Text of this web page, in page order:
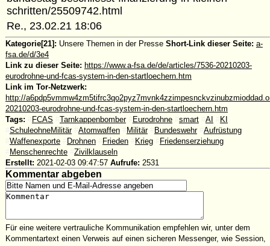
schritten/25509742.html
Re., 23.02.21 18:06
Kategorie[21]: Unsere Themen in der Presse Short-Link dieser Seite: a-
fsa.de/d/3e4
Link zu dieser Seite: https://www.a-fsa.de/de/articles/7536-20210203-
eurodrohne-und-fcas-system-in-den-startloechern.htm
Link im Tor-Netzwerk:
http://
20210203-eurodrohne-und-fcas-system-in-den-startloechern.htm
Tags:
FCAS Tarnkappenbomber Eurodrohne smart AI
KI
SchuleohneMilitär Atomwaffen Militär Bundeswehr
Aufrüstung
Waffenexporte Drohnen Frieden Krieg
Friedenserziehung
Menschenrechte
Zivilklauseln
Erstellt: 2021-02-03 09:47:57 Aufrufe: 2531
Kommentar abgeben
Für eine weitere vertrauliche Kommunikation empfehlen wir, unter dem
Kommentartext einen Verweis auf einen sicheren Messenger, wie Session,